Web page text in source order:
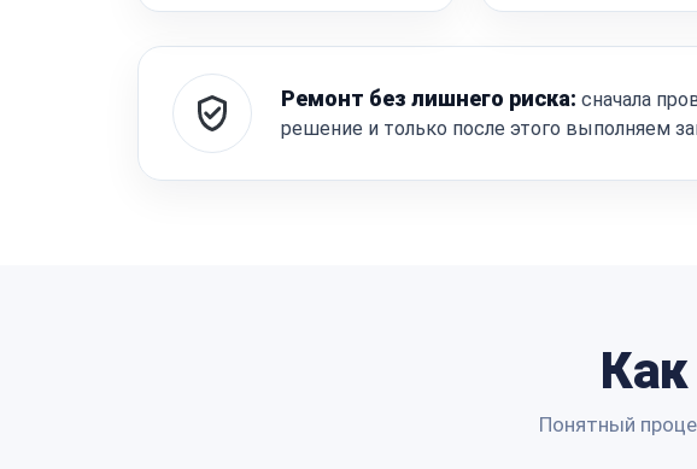
Ремонт без лишнего риска: сначала
решение и только после этого выполняем
Понятный